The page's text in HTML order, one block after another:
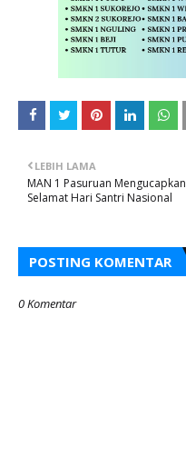
LEBIH LAMA
MAN 1 Pasuruan Mengucapkan
Selamat Hari Santri Nasional
POSTING KOMENTAR
0 Komentar